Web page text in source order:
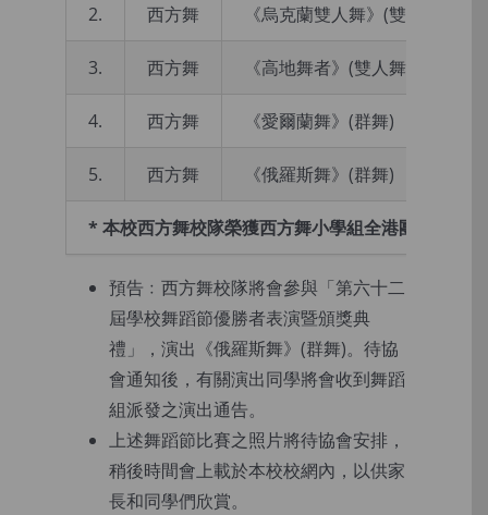
2. 西方舞 《烏克蘭雙人舞》(雙人舞)
3. 西方舞 《高地舞者》(雙人舞)
4. 西方舞 《愛爾蘭舞》(群舞)
5. 西方舞 《俄羅斯舞》(群舞)
* 本校西方舞校隊榮獲西方舞小學組全港團體冠軍。
預告﹕西方舞校隊將會參與「第六十二
屆學校舞蹈節優勝者表演暨頒獎典
禮」，演出《俄羅斯舞》(群舞)。待協
會通知後，有關演出同學將會收到舞蹈
組派發之演出通告。
上述舞蹈節比賽之照片將待協會安排，
稍後時間會上載於本校校網內，以供家
長和同學們欣賞。